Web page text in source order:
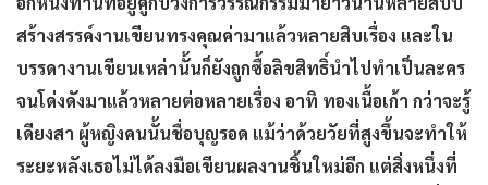
สร้างสรรค์งานเขียนทรงคุณค่ามาแล้วหลายสิบเรื่อง และใน
บรรดางานเขียนเหล่านั้นก็ยังถูกซื้อลิขสิทธิ์นำไปทำเป็นละคร
จนโด่งดังมาแล้วหลายต่อหลายเรื่อง อาทิ ทองเนื้อเก้า กว่าจะรู้
เดียงสา ผู้หญิงคนนั้นชื่อบุญรอด แม้ว่าด้วยวัยที่สูงขึ้นจะทำให้
ระยะหลังเธอไม่ได้ลงมือเขียนผลงานชิ้นใหม่อีก แต่สิ่งหนึ่งที่